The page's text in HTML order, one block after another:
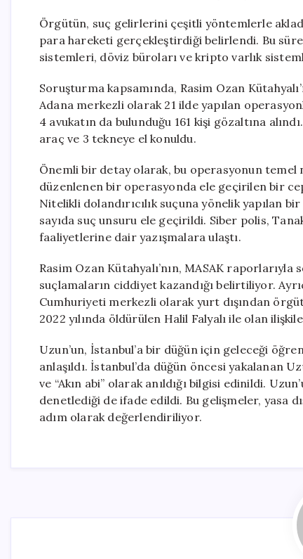
Örgütün, suç gelirlerini çeşitli yöntemlerle
para hareketi gerçekleştirdiği belirlendi. Bu
sistemleri, döviz büroları ve kripto varlık
Soruşturma kapsamında, Rasim Ozan
Adana merkezli olarak 21 ilde yapılan
4 avukatın da bulunduğu 161 kişi gözaltına
araç ve 3 tekneye el konuldu.
Önemli bir detay olarak, bu operasyonun temel
düzenlenen bir operasyonda ele geçirilen bir
Nitelikli dolandırıcılık suçuna yönelik yapılan
sayıda suç unsuru ele geçirildi. Siber polis,
faaliyetlerine dair yazışmalara ulaştı.
Rasim Ozan Kütahyalı’nın, MASAK
suçlamaların ciddiyet kazandığı belirtiliyor.
Cumhuriyeti merkezli olarak yurt dışından
2022 yılında öldürülen Halil Falyalı ile olan
Uzun’un, İstanbul’a bir düğün için geleceği
anlaşıldı. İstanbul’da düğün öncesi yakalanan
ve “Akın abi” olarak anıldığı bilgisi edinildi.
denetlediği de ifade edildi. Bu gelişmeler, yasa
adım olarak değerlendiriliyor.